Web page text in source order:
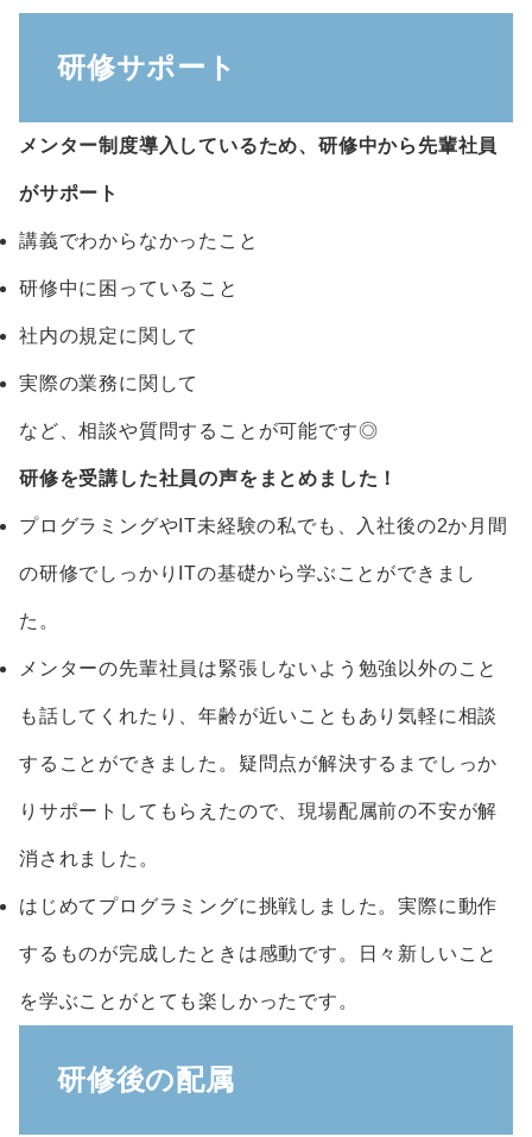
研修サポート
メンター制度導入しているため、研修中から先輩社員
がサポート
講義でわからなかったこと
研修中に困っていること
社内の規定に関して
実際の業務に関して
など、相談や質問することが可能です◎
研修を受講した社員の声をまとめました！
プログラミングやIT未経験の私でも、入社後の2か月間
の研修でしっかりITの基礎から学ぶことができまし
た。
メンターの先輩社員は緊張しないよう勉強以外のこと
も話してくれたり、年齢が近いこともあり気軽に相談
することができました。疑問点が解決するまでしっか
りサポートしてもらえたので、現場配属前の不安が解
消されました。
はじめてプログラミングに挑戦しました。実際に動作
するものが完成したときは感動です。日々新しいこと
を学ぶことがとても楽しかったです。
研修後の配属